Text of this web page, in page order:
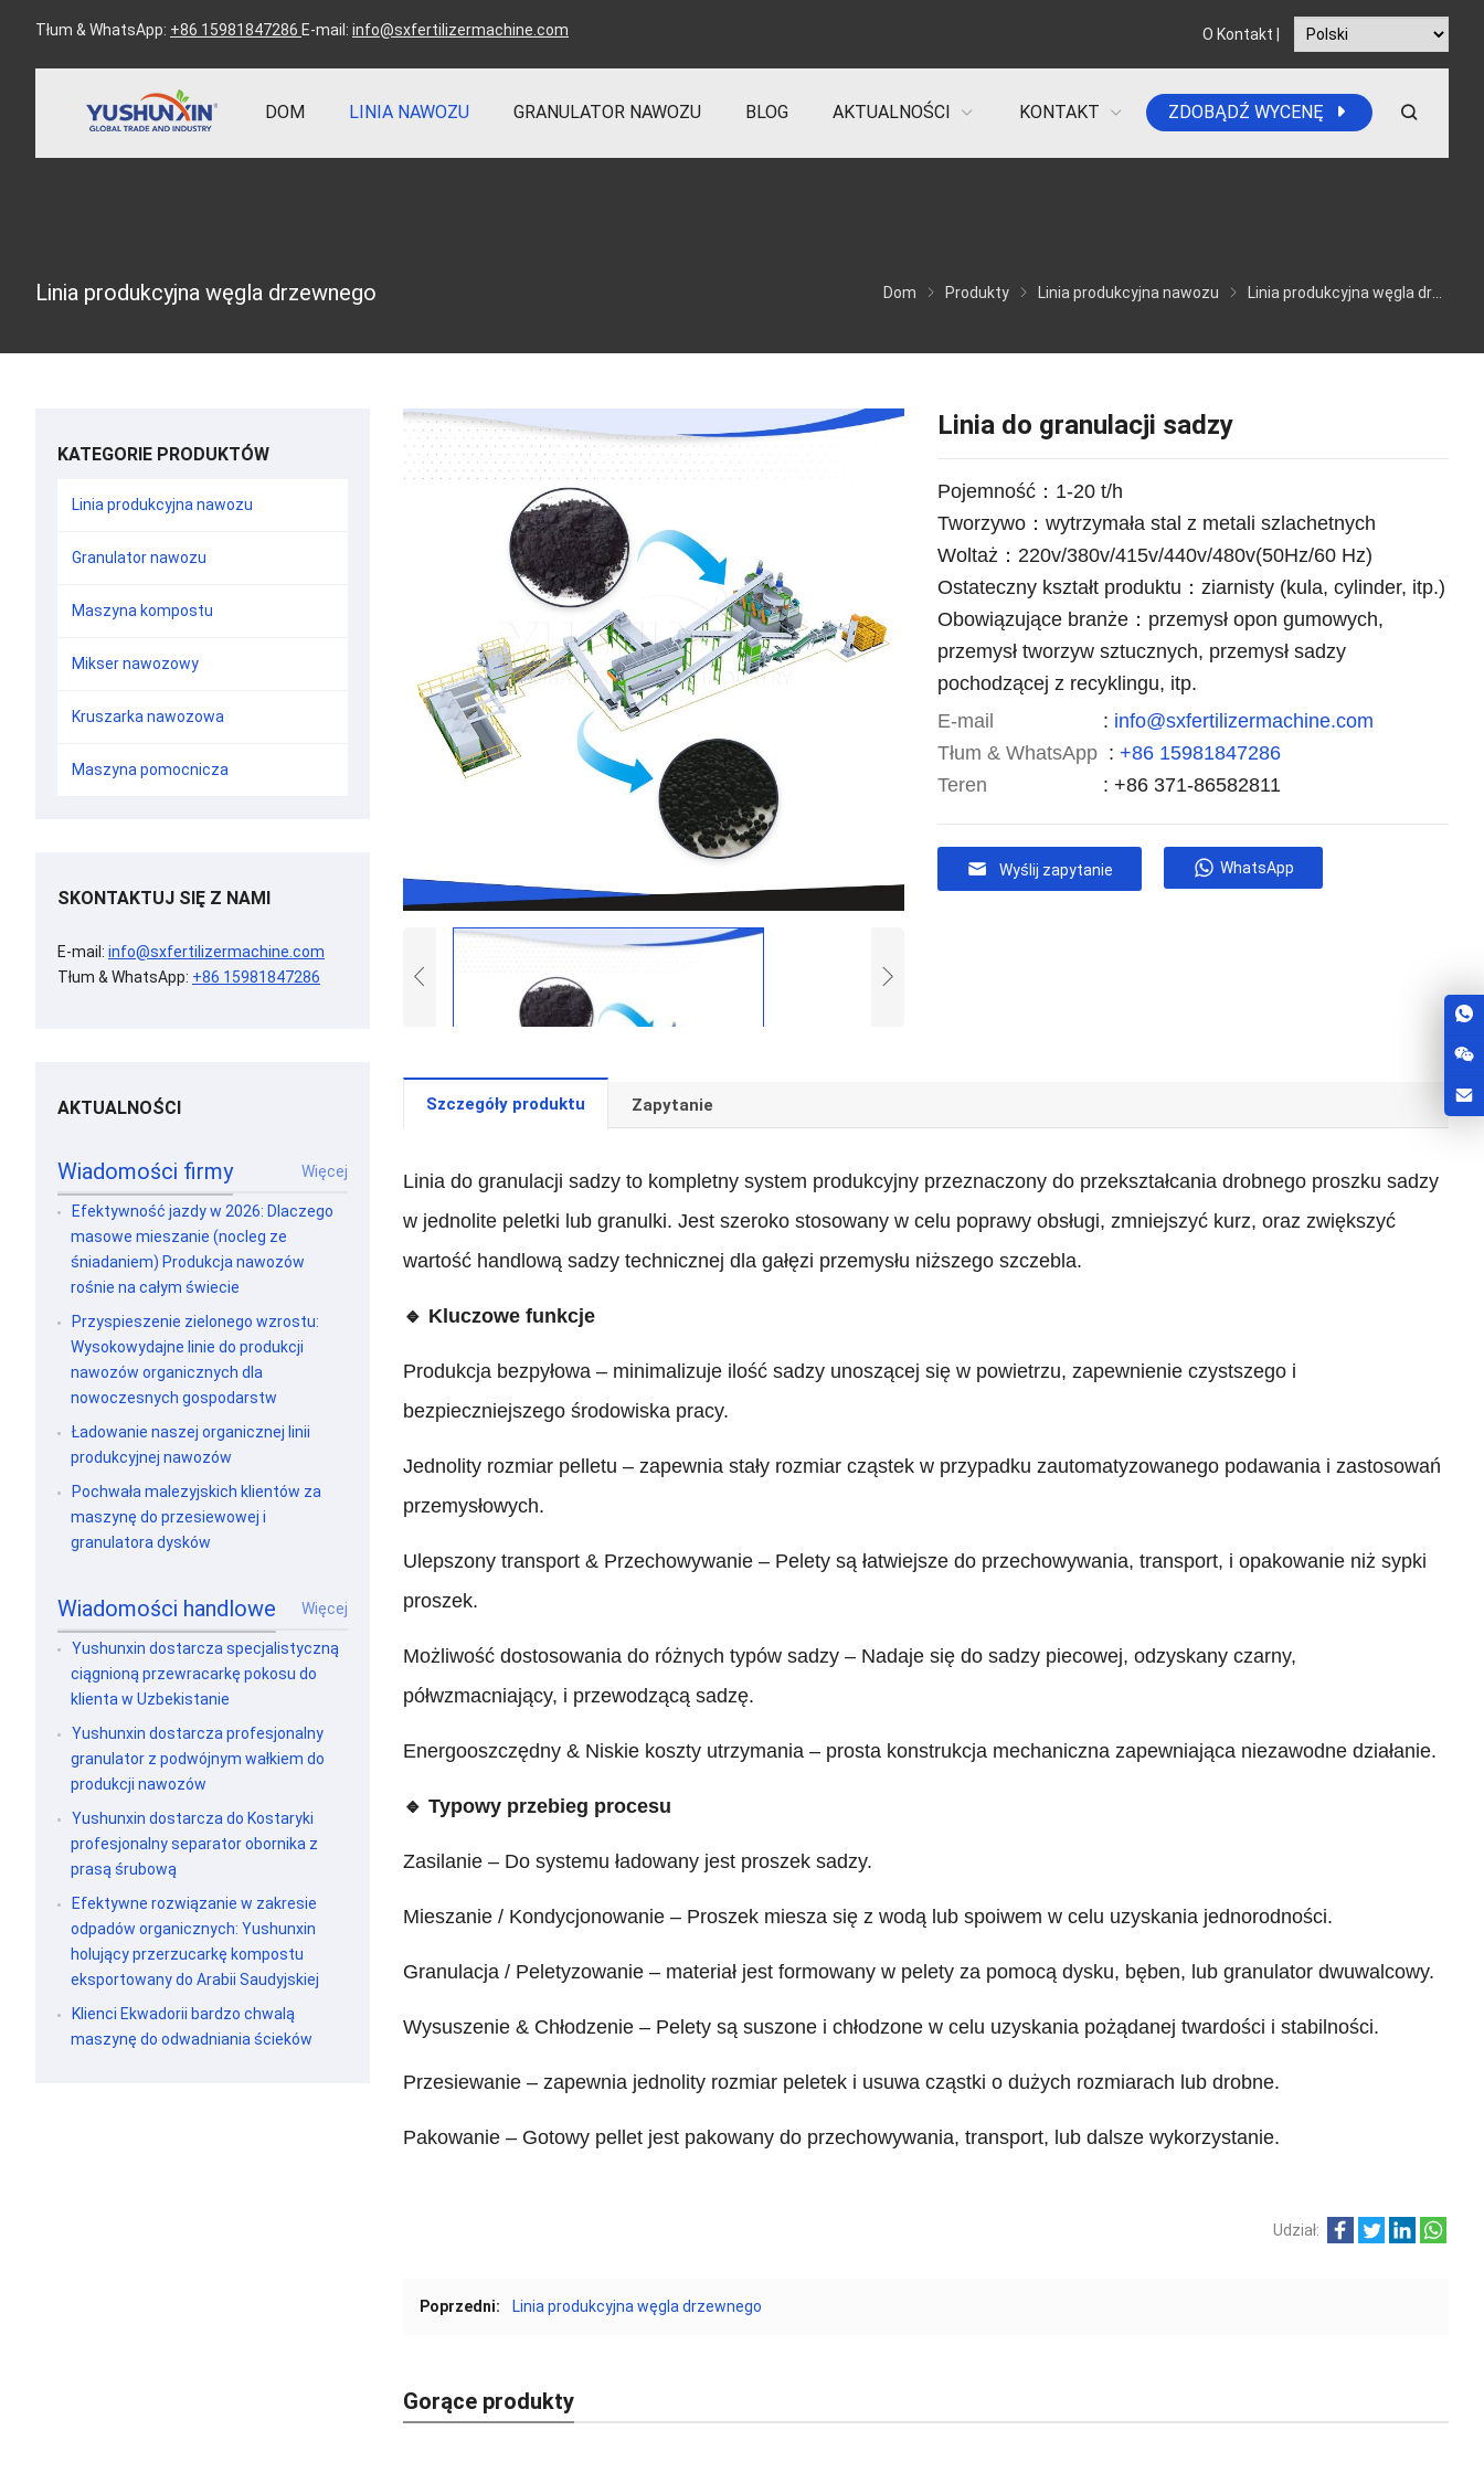
Tłum & WhatsApp: +86 15981847286 E-mail: info@sxfertilizermachine.com O Kontakt
DOM LINIA NAWOZU GRANULATOR NAWOZU BLOG AKTUALNOŚCI KONTAKT ZDOBĄDŹ WYCENĘ
Linia produkcyjna węgla drzewnego Dom Produkty Linia produkcyjna nawozu Linia produkcyjna węgla drzewnego
Linia do granulacji sadzy
Pojemność：1-20 t/h
Tworzywo：wytrzymała stal z metali szlachetnych
Woltaż：220v/380v/415v/440v/480v(50Hz/60 Hz)
Ostateczny kształt produktu：ziarnisty (kula, cylinder, itp.)
Obowiązujące branże：przemysł opon gumowych,
przemysł tworzyw sztucznych, przemysł sadzy
pochodzącej z recyklingu, itp.
E-mail
: info@sxfertilizermachine.com
Tłum & WhatsApp :+86 15981847286
Teren
: +86 371-86582811
Wyślij zapytanie WhatsApp
Szczegóły produktu Zapytanie
Linia do granulacji sadzy to kompletny system produkcyjny przeznaczony do przekształcania drobnego proszku sadzy
w jednolite peletki lub granulki. Jest szeroko stosowany w celu poprawy obsługi, zmniejszyć kurz, oraz zwiększyć
wartość handlową sadzy technicznej dla gałęzi przemysłu niższego szczebla.
🔹 Kluczowe funkcje
Produkcja bezpyłowa – minimalizuje ilość sadzy unoszącej się w powietrzu, zapewnienie czystszego i
bezpieczniejszego środowiska pracy.
Jednolity rozmiar pelletu – zapewnia stały rozmiar cząstek w przypadku zautomatyzowanego podawania i zastosowań
przemysłowych.
Ulepszony transport & Przechowywanie – Pelety są łatwiejsze do przechowywania, transport, i opakowanie niż sypki
proszek.
Możliwość dostosowania do różnych typów sadzy – Nadaje się do sadzy piecowej, odzyskany czarny,
półwzmacniający, i przewodzącą sadzę.
Energooszczędny & Niskie koszty utrzymania – prosta konstrukcja mechaniczna zapewniająca niezawodne działanie.
🔹 Typowy przebieg procesu
Zasilanie – Do systemu ładowany jest proszek sadzy.
Mieszanie / Kondycjonowanie – Proszek miesza się z wodą lub spoiwem w celu uzyskania jednorodności.
Granulacja / Peletyzowanie – materiał jest formowany w pelety za pomocą dysku, bęben, lub granulator dwuwalcowy.
Wysuszenie & Chłodzenie – Pelety są suszone i chłodzone w celu uzyskania pożądanej twardości i stabilności.
Przesiewanie – zapewnia jednolity rozmiar peletek i usuwa cząstki o dużych rozmiarach lub drobne.
Pakowanie – Gotowy pellet jest pakowany do przechowywania, transport, lub dalsze wykorzystanie.
Udział:
Poprzedni: Linia produkcyjna węgla drzewnego
Gorące produkty
KATEGORIE PRODUKTÓW
Linia produkcyjna nawozu
Granulator nawozu
Maszyna kompostu
Mikser nawozowy
Kruszarka nawozowa
Maszyna pomocnicza
SKONTAKTUJ SIĘ Z NAMI
E-mail: info@sxfertilizermachine.com
Tłum & WhatsApp: +86 15981847286
AKTUALNOŚCI
Wiadomości firmy Więcej
Efektywność jazdy w 2026: Dlaczego
masowe mieszanie (nocleg ze
śniadaniem) Produkcja nawozów
rośnie na całym świecie
Przyspieszenie zielonego wzrostu:
Wysokowydajne linie do produkcji
nawozów organicznych dla
nowoczesnych gospodarstw
Ładowanie naszej organicznej linii
produkcyjnej nawozów
Pochwała malezyjskich klientów za
maszynę do przesiewowej i
granulatora dysków
Wiadomości handlowe Więcej
Yushunxin dostarcza specjalistyczną
ciągnioną przewracarkę pokosu do
klienta w Uzbekistanie
Yushunxin dostarcza profesjonalny
granulator z podwójnym wałkiem do
produkcji nawozów
Yushunxin dostarcza do Kostaryki
profesjonalny separator obornika z
prasą śrubową
Efektywne rozwiązanie w zakresie
odpadów organicznych: Yushunxin
holujący przerzucarkę kompostu
eksportowany do Arabii Saudyjskiej
Klienci Ekwadorii bardzo chwalą
maszynę do odwadniania ścieków